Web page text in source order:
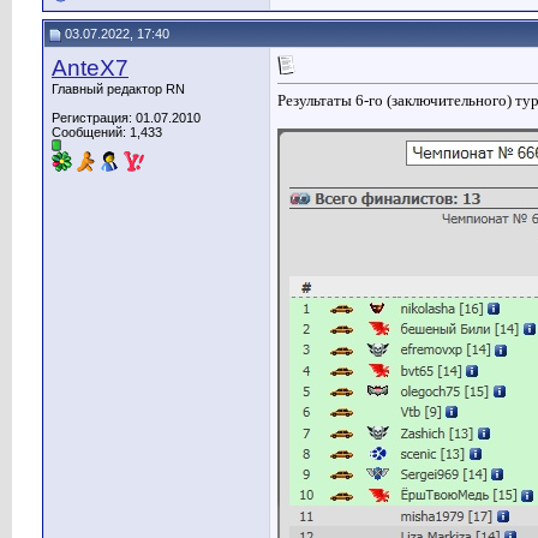
03.07.2022, 17:40
AnteX7
Главный редактор RN
Регистрация: 01.07.2010
Сообщений: 1,433
Результаты 6-го (заключительного)